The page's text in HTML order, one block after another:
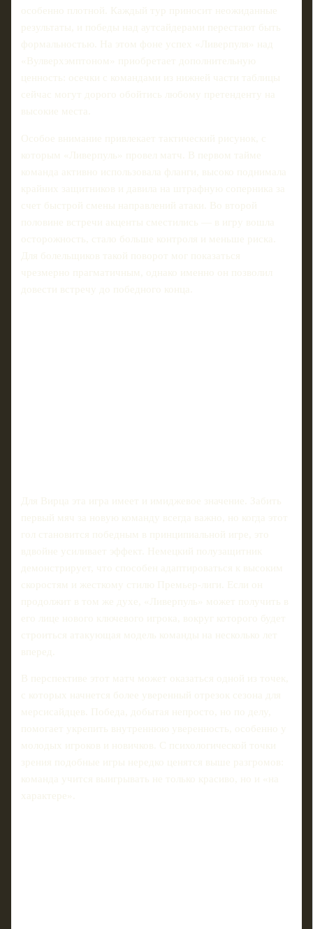
особенно плотной. Каждый тур приносит неожиданные
результаты, и победы над аутсайдерами перестают быть
формальностью. На этом фоне успех «Ливерпуля» над
«Вулверхэмптоном» приобретает дополнительную
ценность: осечки с командами из нижней части таблицы
сейчас могут дорого обойтись любому претенденту на
высокие места.
Особое внимание привлекает тактический рисунок, с
которым «Ливерпуль» провел матч. В первом тайме
команда активно использовала фланги, высоко поднимала
крайних защитников и давила на штрафную соперника за
счет быстрой смены направлений атаки. Во второй
половине встречи акценты сместились — в игру вошла
осторожность, стало больше контроля и меньше риска.
Для болельщиков такой поворот мог показаться
чрезмерно прагматичным, однако именно он позволил
довести встречу до победного конца.
Для Вирца эта игра имеет и имиджевое значение. Забить
первый мяч за новую команду всегда важно, но когда этот
гол становится победным в принципиальной игре, это
вдвойне усиливает эффект. Немецкий полузащитник
демонстрирует, что способен адаптироваться к высоким
скоростям и жесткому стилю Премьер‑лиги. Если он
продолжит в том же духе, «Ливерпуль» может получить в
его лице нового ключевого игрока, вокруг которого будет
строиться атакующая модель команды на несколько лет
вперед.
В перспективе этот матч может оказаться одной из точек,
с которых начнется более уверенный отрезок сезона для
мерсисайдцев. Победа, добытая непросто, но по делу,
помогает укрепить внутреннюю уверенность, особенно у
молодых игроков и новичков. С психологической точки
зрения подобные игры нередко ценятся выше разгромов:
команда учится выигрывать не только красиво, но и «на
характере».